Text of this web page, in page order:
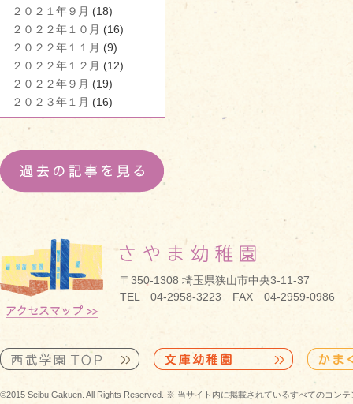
２０２１年９月 (18)
２０２２年１０月 (16)
２０２２年１１月 (9)
２０２２年１２月 (12)
２０２２年９月 (19)
２０２３年１月 (16)
〒350-1308 埼玉県狭山市中央3-11-37
TEL 04-2958-3223 FAX 04-2959-0986
©2015 Seibu Gakuen. All Rights Reserved. ※ 当サイト内に掲載されているすべてのコン